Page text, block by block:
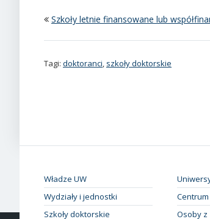
Szkoły letnie finansowane lub
Tagi: doktoranci, szkoły doktorskie
Władze UW
Wydziały i jednostki
Szkoły doktorskie
Osoby z